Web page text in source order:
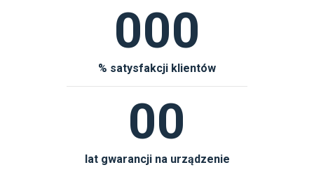
000
% satysfakcji klientów
00
lat gwarancji na urządzenie